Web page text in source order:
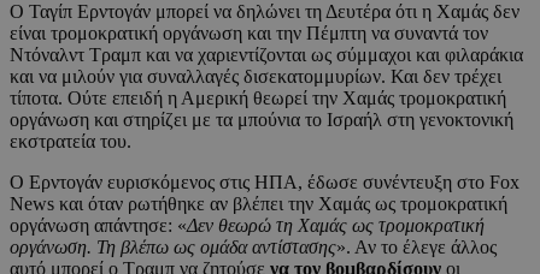
Ο Ταγίπ Ερντογάν μπορεί να δηλώνει τη Δευτέρα ότι η Χαμάς δεν
είναι τρομοκρατική οργάνωση και την Πέμπτη να συναντά τον
Ντόναλντ Τραμπ και να χαριεντίζονται ως σύμμαχοι και φιλαράκια
και να μιλούν για συναλλαγές δισεκατομμυρίων. Και δεν τρέχει
τίποτα. Ούτε επειδή η Αμερική θεωρεί την Χαμάς τρομοκρατική
οργάνωση και στηρίζει με τα μπούνια το Ισραήλ στη γενοκτονική
εκστρατεία του.
Ο Ερντογάν ευρισκόμενος στις ΗΠΑ, έδωσε συνέντευξη στο Fox
News και όταν ρωτήθηκε αν βλέπει την Χαμάς ως τρομοκρατική
οργάνωση απάντησε: «Δεν θεωρώ τη Χαμάς ως τρομοκρατική
οργάνωση. Τη βλέπω ως ομάδα αντίστασης». Αν το έλεγε άλλος
αυτό μπορεί ο Τραμπ να ζητούσε να τον βομβαρδίσουν οι